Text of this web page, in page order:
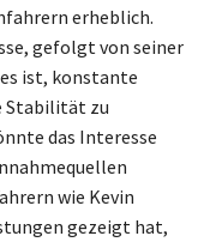
erheblich.
gefolgt von seiner
ist, konstante
Stabilität zu
das Interesse
wie Kevin
gezeigt hat,